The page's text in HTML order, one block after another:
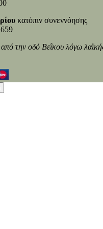
κατόπιν συνεννόησης
την οδό Βεΐκου λόγω